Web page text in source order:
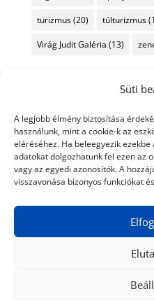
Süti
A legjobb élmény biztosítása
használunk, mint a cookie-k az
eléréséhez. Ha beleegyezik
adatokat dolgozhatunk fel ezen az
vagy az egyedi azonosítók. A
visszavonása bizonyos funkciókat
turizmus(20) túlturizmus
Virág Judit Galéria (13)
© 2024 Tiéd a